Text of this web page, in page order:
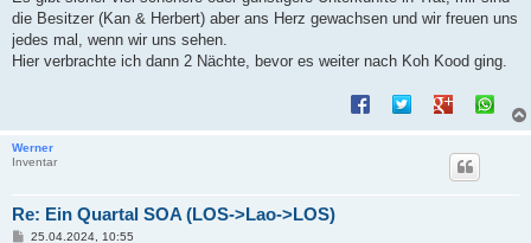
die Besitzer (Kan & Herbert) aber ans Herz gewachsen und wir freuen uns
jedes mal, wenn wir uns sehen.
Hier verbrachte ich dann 2 Nächte, bevor es weiter nach Koh Kood ging.
Werner
Inventar
Re: Ein Quartal SOA (LOS->Lao->LOS)
B25.04.2024, 10:55